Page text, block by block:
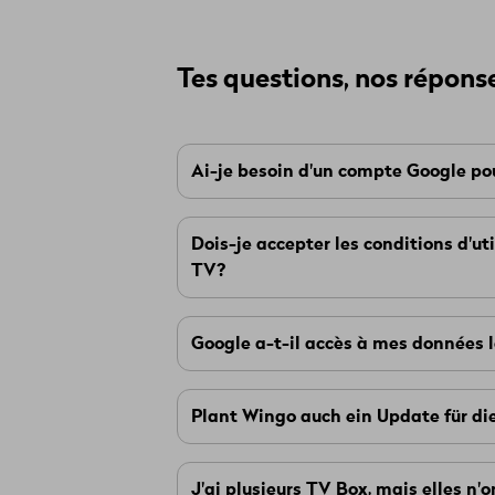
Tes questions, nos
Ai-je besoin d'un compte Google
Non. Seulement avec la TV Box
accéder à tous les contenus et
installer des applications.
Les applications populaires
Dois-je accepter les conditions
TV?
Oui. Avec la mise à jour, la Wingo
de Wingo TV. Il faut donc accepter
C'est comme quand tu mets en
fabricant pour pouvoir utiliser le
Google a-t-il accès à mes données
Nous n'envoyons aucune donnée à
Play, les mêmes règles que pour
Plant Wingo auch ein Update für
Non, la TV Box IP1400 n'est pas
Quelle TV-Box ai-je?
J'ai plusieurs TV Box, mais elles